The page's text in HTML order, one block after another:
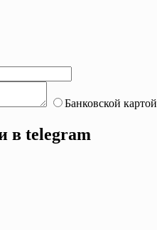
Банковской картой
в telegram